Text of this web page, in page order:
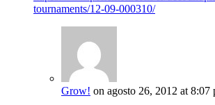
tournaments/12-09-000310/
Grow! on agosto 26, 2012 at 8:07